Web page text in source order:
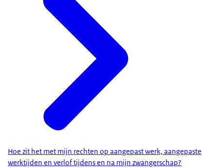
Hoe zit het met mijn rechten op aangepast werk, aangepaste
werktijden en verlof tijdens en na mijn zwangerschap?